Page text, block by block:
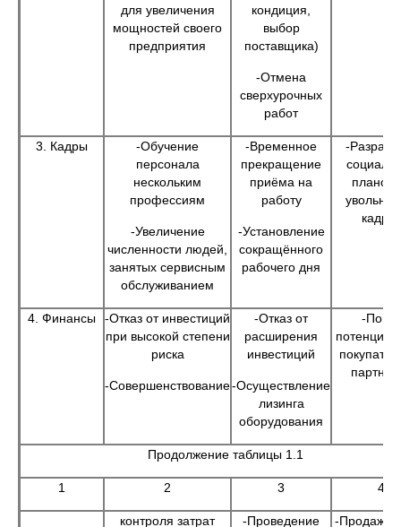
для увеличения
мощностей своего
предприятия
кондиция,
выбор
поставщика)
-Отмена
сверхурочных
работ
3. Кадры
-Обучение
персонала
нескольким
профессиям
-Увеличение
численности людей,
занятых сервисным
обслуживанием
-Временное
прекращение
приёма на
работу
-Установление
сокращённого
рабочего дня
-
планов
кадров
4. Финансы
-Отказ от инвестиций
при высокой степени
риска
-Совершенствование
-Отказ от
расширения
инвестиций
-Осуществление
лизинга
оборудования
-Поиск
Продолжение таблицы 1.1
1 2 3 4
контроля затрат
-Проведение
-Продажа